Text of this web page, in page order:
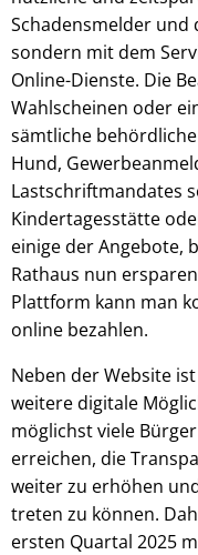
Schadensmelder und
sondern mit dem
Online-Dienste. Die
Wahlscheinen oder
sämtliche
Hund,
Lastschriftmandates
Kindertagesstätte
einige der Angebote,
Rathaus nun
Plattform kann man
online bezahlen.
Neben der Website
weitere digitale
möglichst viele
erreichen, die
weiter zu erhöhen
treten zu können.
ersten Quartal 2025